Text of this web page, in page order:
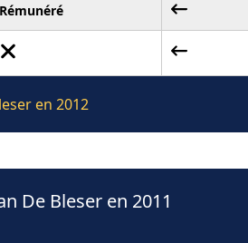
Rémunéré
en 2012
De Bleser en 2011